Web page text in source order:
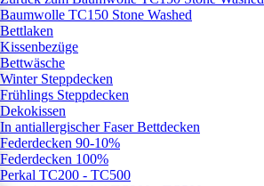
Baumwolle TC150 Stone Washed
Bettlaken
Kissenbezüge
Bettwäsche
Winter Steppdecken
Frühlings Steppdecken
Dekokissen
In antiallergischer Faser Bettdecken
Federdecken 90-10%
Federdecken 100%
Perkal TC200 - TC500